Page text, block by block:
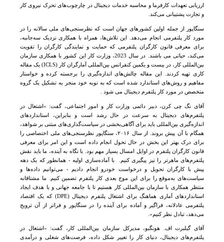
ارزیابی تعهدات کارفرما و محاسبه خدمات دیجیتال در چارچوب‌های تحرک نیروی کار
و تجارت پشتیبانی می‌کند.
سنگاپور از جمله اولین کشورهای جهان است که نظرسنجی‌های ملی سالانه را در
مورد کار پلتفرمی انجام می‌دهد
این تلاش‌ها، همراه با همکاری نزدیک سه‌جانبه،
برای معرفی قانون کارگران پلتفرمی که حمایت و نمایندگی کارگران را تقویت
می‌کند، حیاتی می باشند. در سال 2023، وزارت کار این کشور با همکاری سازمان
بین‌المللی کار، در بیست و یکمین کنفرانس بین‌المللی آمارگران کار (ICLS)
یک مقاله
کاری تهیه کردند
این مقاله چالش‌های اندازه‌گیری را برجسته کرده و خواستار
مفاهیم و روش‌های استاندارد شده است که به نوبه خود منجر به تشکیل یک گروه
متخصص در مورد کار پلتفرم دیجیتال می شود .
آقای نگ چی کرن، دبیر دائمی وزارت کار و امور اجتماعی، گفت: «اشتغال در
پلتفرم‌های دیجیتال به سرعت در حال رشد است و بنابراین، استانداردهای
اندازه‌گیری بین‌المللی باید برای آگاهی‌بخشی در سیاست‌گذاری‌های مبتنی بر شواهد،
همگام با آن پیش بروند. از سال ۲۰۱۶، سنگاپور نظرسنجی‌های ملی اختصاصی را
برای درک بهتر این بخش در حال تحول انجام داده است و این امر برای معرفی
قانون کارگران پلتفرم در اوایل امسال بسیار مهم بود. با نگاه به آینده، ما باید نقش‌
پلتفرم‌های ماهرتر را نیز پیگیری کنیم. با آماده‌سازی اولیه - همانطور که یک دهه
پیش با کارگران تحویل و درخواست خودرو انجام دادیم - می‌توانیم داده‌ها و
سیاست‌های به‌موقع را برای این موج بعدی کار پلتفرم تضمین کنیم. ما مشتاقانه
منتظر همکاری با سازمان بین‌المللی کار هستیم تا با جامعه جهانی و با هدف ایجاد
استانداردهای آماری هماهنگ برای اشتغال پلتفرم دیجیتال (DPE)
که یک اقتصاد
پلتفرمی عادلانه، فراگیر و آماده برای آینده را در سنگاپور و فراتر از آن ترویج
می‌دهد، تبادل نظر کنیم».
آقای گیلبرت اف. هونگبو، مدیرکل سازمان بین‌المللی کار، گفت: «اشتغال در
پلتفرم‌های دیجیتال، دنیای کار را تغییر شکل داده، فرصت‌های شغلی و درآمدی